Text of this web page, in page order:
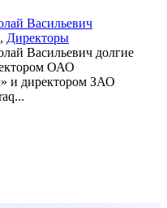
Васильевич
, Директоры
Васильевич долгие
ОАО
и директором ЗАО